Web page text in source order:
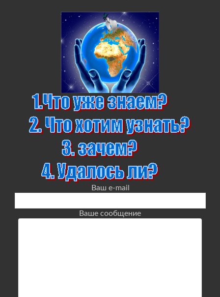
Ваш e-mail
Ваше сообщение